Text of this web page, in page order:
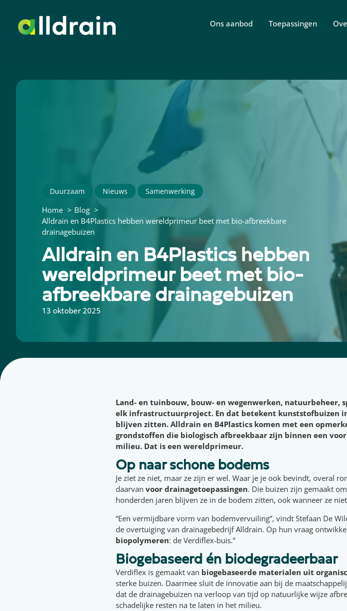
Ons aanbod Toepassingen
Duurzaam Nieuws Samenwerking
Home
Blog
Alldrain en B4Plastics hebben wereldprimeur beet met bio-afbreekbare
drainagebuizen
Alldrain en B4Plastics hebben
wereldprimeur beet met bio-
afbreekbare drainagebuizen
13 oktober 2025
Land- en tuinbouw, bouw- en wegenwerken,
elk infrastructuurproject. En dat betekent kunststofbuizen
blijven zitten. Alldrain en B4Plastics komen met een
grondstoffen die biologisch afbreekbaar zijn binnen een
milieu. Dat is een wereldprimeur.
Op naar schone bodems
Je ziet ze niet, maar ze zijn er wel. Waar je je ook bevindt, overal
daarvan voor drainagetoepassingen. Die buizen zijn gemaakt
honderden jaren blijven ze in de bodem zitten, ook wanneer ze
“Een vermijdbare vorm van bodemvervuiling”, vindt Stefaan De
de overtuiging van drainagebedrijf Alldrain. Op hun vraag
biopolymeren: de Verdiflex-buis.”
Biogebaseerd én biodegradeerbaar
Verdiflex is gemaakt van biogebaseerde materialen uit
sterke buizen. Daarmee sluit de innovatie aan bij de
dat de drainagebuizen na verloop van tijd op natuurlijke wijze
schadelijke resten na te laten in het milieu.